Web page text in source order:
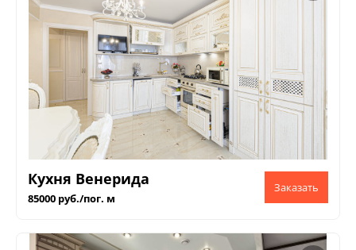
Кухня Венерида
85000 руб./пог. м